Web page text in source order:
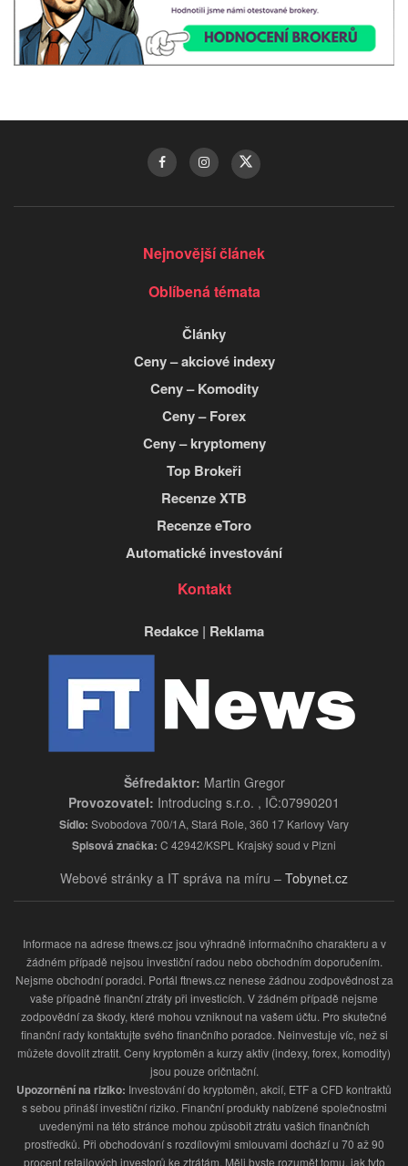
Nejnovější článek
Oblíbená témata
Články
Ceny – akciové indexy
Ceny – Komodity
Ceny – Forex
Ceny – kryptomeny
Top Brokeři
Recenze XTB
Recenze eToro
Automatické investování
Kontakt
Redakce | Reklama
Šéfredaktor: Martin Gregor
Provozovatel: Introducing s.r.o. , IČ:07990201
Sídlo: Svobodova 700/1A, Stará Role, 360 17 Karlovy Vary
Spisová značka: C 42942/KSPL Krajský soud v Plzni
Webové stránky a IT správa na míru – Tobynet.cz
Informace na adrese ftnews.cz jsou výhradně informačního charakteru a v
žádném případě nejsou investiční radou nebo obchodním doporučením.
Nejsme obchodní poradci. Portál ftnews.cz nenese žádnou zodpovědnost za
vaše případně finanční ztráty při investicích. V žádném případě nejsme
zodpovědní za škody, které mohou vzniknout na vašem účtu. Pro skutečné
finanční rady kontaktujte svého finančního poradce. Neinvestuje víc, než si
můžete dovolit ztratit. Ceny kryptoměn a kurzy aktiv (indexy, forex, komodity)
jsou pouze oričntační.
Upozornění na riziko: Investování do kryptoměn, akcií, ETF a CFD kontraktů
s sebou přináší investiční riziko. Finanční produkty nabízené společnostmi
uvedenými na této stránce mohou způsobit ztrátu vašich finančních
prostředků. Při obchodování s rozdílovými smlouvami dochází u 70 až 90
procent retailových investorů ke ztrátám. Měli byste rozumět tomu, jak tyto